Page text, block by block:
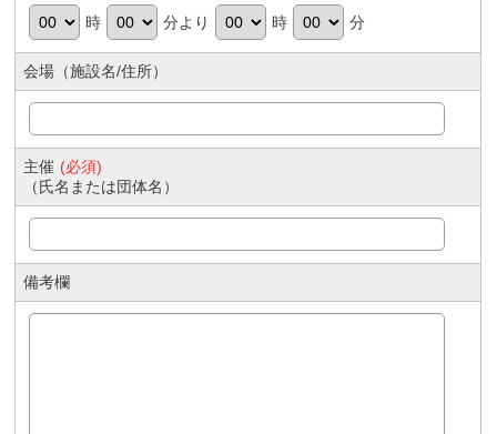
時 分より 時 分
会場（施設名/住所）
主催 (必須)
（氏名または団体名）
備考欄